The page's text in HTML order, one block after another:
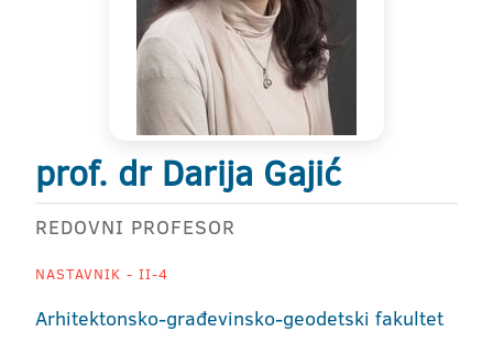
prof. dr Darija Gajić
REDOVNI PROFESOR
NASTAVNIK - II-4
Arhitektonsko-građevinsko-geodetski fakultet